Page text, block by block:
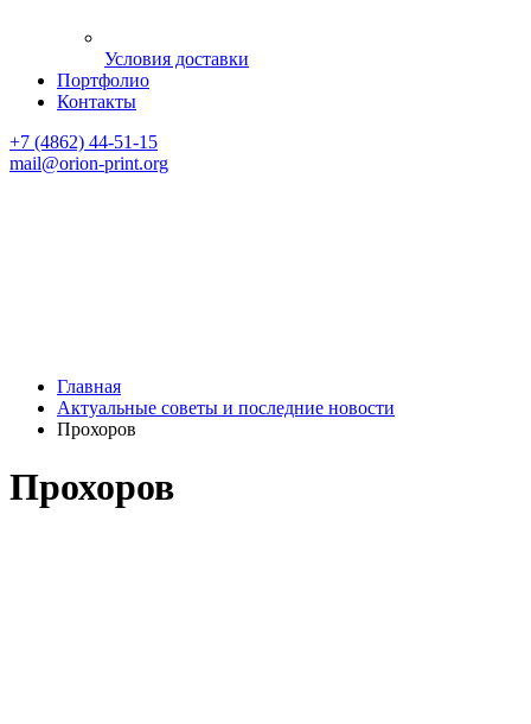
Условия доставки
Портфолио
Контакты
+7 (4862) 44-51-15
mail@orion-print.org
Главная
Актуальные советы и последние новости
Прохоров
Прохоров